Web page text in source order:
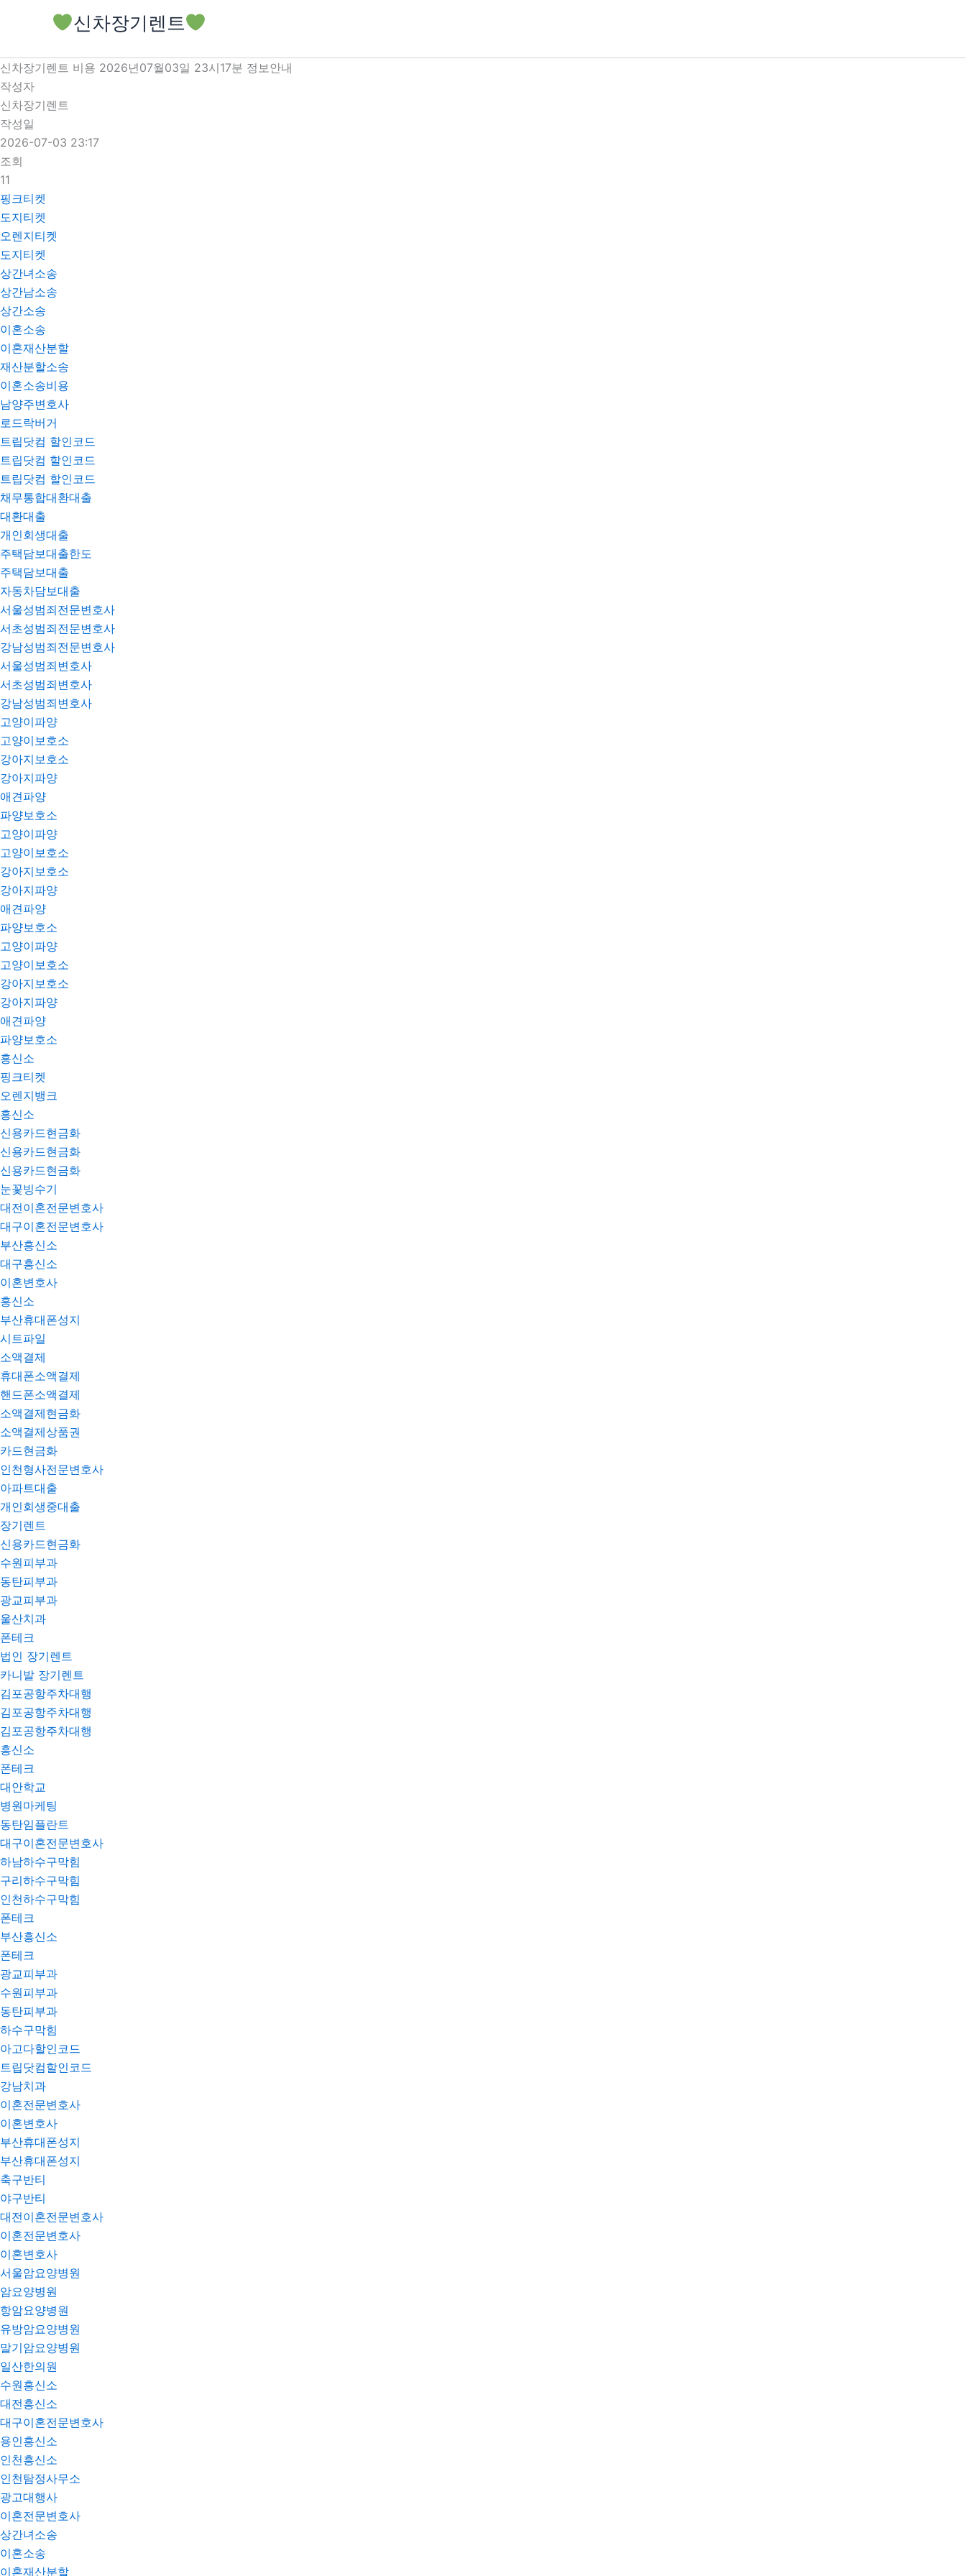
로
건
너
뛰
기
신차장기렌트
신차장기렌트 비용 2026년07월03일 23시17분 정보안내
작성자
신차장기렌트
작성일
2026-07-03 23:17
조회
11
핑크티켓
도지티켓
오렌지티켓
도지티켓
상간녀소송
상간남소송
상간소송
이혼소송
이혼재산분할
재산분할소송
이혼소송비용
남양주변호사
로드락버거
트립닷컴 할인코드
트립닷컴 할인코드
트립닷컴 할인코드
채무통합대환대출
대환대출
개인회생대출
주택담보대출한도
주택담보대출
자동차담보대출
서울성범죄전문변호사
서초성범죄전문변호사
강남성범죄전문변호사
서울성범죄변호사
서초성범죄변호사
강남성범죄변호사
고양이파양
고양이보호소
강아지보호소
강아지파양
애견파양
파양보호소
고양이파양
고양이보호소
강아지보호소
강아지파양
애견파양
파양보호소
고양이파양
고양이보호소
강아지보호소
강아지파양
애견파양
파양보호소
흥신소
핑크티켓
오렌지뱅크
흥신소
신용카드현금화
신용카드현금화
신용카드현금화
눈꽃빙수기
대전이혼전문변호사
대구이혼전문변호사
부산흥신소
대구흥신소
이혼변호사
흥신소
부산휴대폰성지
시트파일
소액결제
휴대폰소액결제
핸드폰소액결제
소액결제현금화
소액결제상품권
카드현금화
인천형사전문변호사
아파트대출
개인회생중대출
장기렌트
신용카드현금화
수원피부과
동탄피부과
광교피부과
울산치과
폰테크
법인 장기렌트
카니발 장기렌트
김포공항주차대행
김포공항주차대행
김포공항주차대행
흥신소
폰테크
대안학교
병원마케팅
동탄임플란트
대구이혼전문변호사
하남하수구막힘
구리하수구막힘
인천하수구막힘
폰테크
부산흥신소
폰테크
광교피부과
수원피부과
동탄피부과
하수구막힘
아고다할인코드
트립닷컴할인코드
강남치과
이혼전문변호사
이혼변호사
부산휴대폰성지
부산휴대폰성지
축구반티
야구반티
대전이혼전문변호사
이혼전문변호사
이혼변호사
서울암요양병원
암요양병원
항암요양병원
유방암요양병원
말기암요양병원
일산한의원
수원흥신소
대전흥신소
대구이혼전문변호사
용인흥신소
인천흥신소
인천탐정사무소
광고대행사
이혼전문변호사
상간녀소송
이혼소송
이혼재산분할